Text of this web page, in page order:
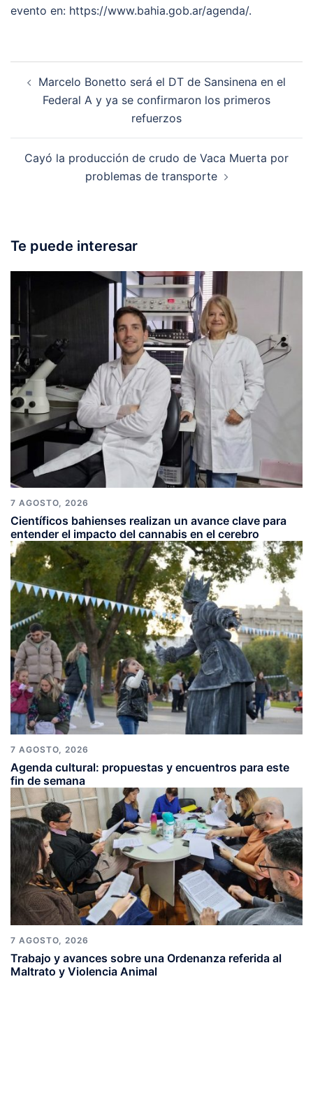
evento en: https://www.bahia.gob.ar/agenda/.
navigation
Marcelo Bonetto será el DT de Sansinena en el
Federal A y ya se confirmaron los primeros
refuerzos
Cayó la producción de crudo de Vaca Muerta por
problemas de transporte
Te puede interesar
7 AGOSTO, 2026
Científicos bahienses realizan un avance clave para
entender el impacto del cannabis en el cerebro
7 AGOSTO, 2026
Agenda cultural: propuestas y encuentros para este
fin de semana
7 AGOSTO, 2026
Trabajo y avances sobre una Ordenanza referida al
Maltrato y Violencia Animal